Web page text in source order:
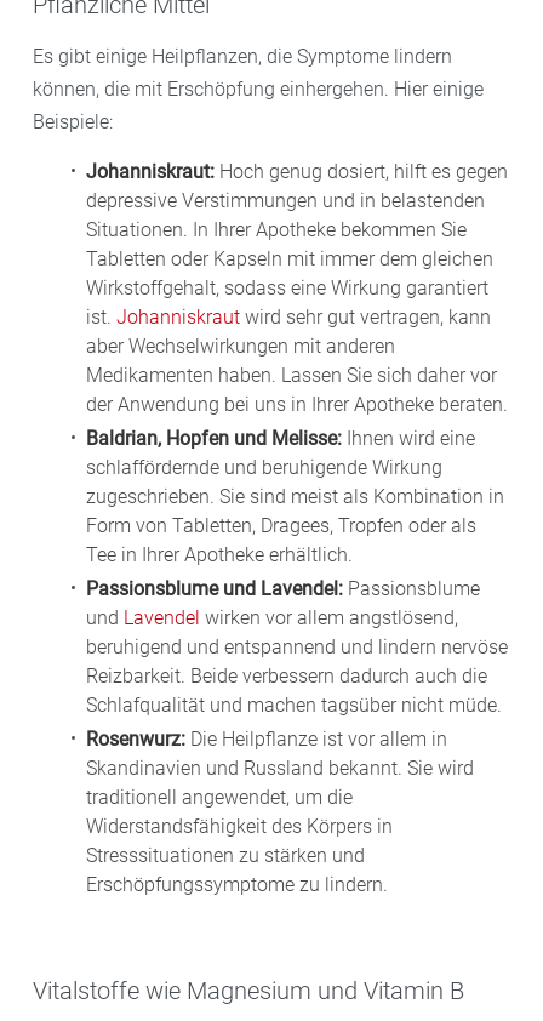
Es gibt einige Heilpflanzen, die Symptome lindern
können, die mit Erschöpfung einhergehen. Hier einige
Beispiele:
Johanniskraut: Hoch genug dosiert, hilft es gegen
depressive Verstimmungen und in belastenden
Situationen. In Ihrer Apotheke bekommen Sie
Tabletten oder Kapseln mit immer dem gleichen
Wirkstoffgehalt, sodass eine Wirkung garantiert
ist. Johanniskraut wird sehr gut vertragen, kann
aber Wechselwirkungen mit anderen
Medikamenten haben. Lassen Sie sich daher vor
der Anwendung bei uns in Ihrer Apotheke beraten.
Baldrian, Hopfen und Melisse: Ihnen wird eine
schlaffördernde und beruhigende Wirkung
zugeschrieben. Sie sind meist als Kombination in
Form von Tabletten, Dragees, Tropfen oder als
Tee in Ihrer Apotheke erhältlich.
Passionsblume und Lavendel: Passionsblume
und Lavendel wirken vor allem angstlösend,
beruhigend und entspannend und lindern nervöse
Reizbarkeit. Beide verbessern dadurch auch die
Schlafqualität und machen tagsüber nicht müde.
Rosenwurz: Die Heilpflanze ist vor allem in
Skandinavien und Russland bekannt. Sie wird
traditionell angewendet, um die
Widerstandsfähigkeit des Körpers in
Stresssituationen zu stärken und
Erschöpfungssymptome zu lindern.
Vitalstoffe wie Magnesium und Vitamin B